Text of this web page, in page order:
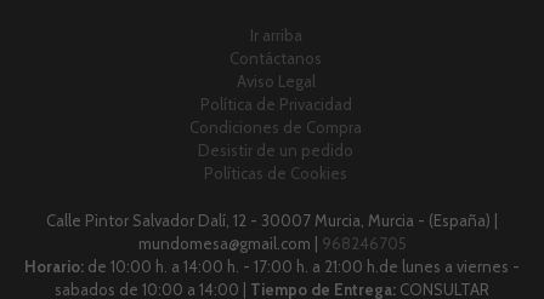
Ir arriba
Contáctanos
Aviso Legal
Política de Privacidad
Condiciones de Compra
Desistir de un pedido
Políticas de Cookies
Calle Pintor Salvador Dalí, 12 - 30007 Murcia, Murcia - (España) |
mundomesa@gmail.com | 968246705
Horario: de 10:00 h. a 14:00 h. - 17:00 h. a 21:00 h.de lunes a viernes -
sabados de 10:00 a 14:00 | Tiempo de Entrega: CONSULTAR